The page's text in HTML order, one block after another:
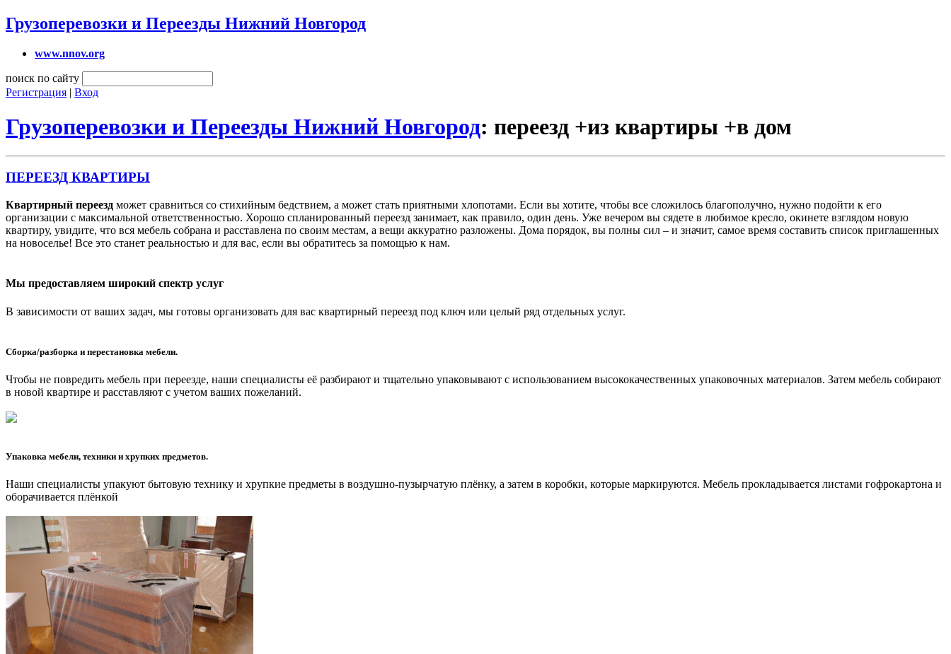
Грузоперевозки и Переезды Нижний Новгород
www.nnov.org
поиск по сайту
Регистрация | Вход
Грузоперевозки и Переезды Нижний Новгород: переезд +из квартиры +в дом
ПЕРЕЕЗД КВАРТИРЫ
Квартирный переезд может сравниться со стихийным бедствием, а может стать приятными хлопотами. Если вы хотите, чтобы все сложилось благополучно, нужно подойти к его
организации с максимальной ответственностью. Хорошо спланированный переезд занимает, как правило, один день. Уже вечером вы сядете в любимое кресло, окинете взглядом новую
квартиру, увидите, что вся мебель собрана и расставлена по своим местам, а вещи аккуратно разложены. Дома порядок, вы полны сил – и значит, самое время составить список приглашенных
на новоселье! Все это станет реальностью и для вас, если вы обратитесь за помощью к нам.
Мы предоставляем широкий спектр услуг
В зависимости от ваших задач, мы готовы организовать для вас квартирный переезд под ключ или целый ряд отдельных услуг.
Сборка/разборка и перестановка мебели.
Чтобы не повредить мебель при переезде, наши специалисты её разбирают и тщательно упаковывают с использованием высококачественных упаковочных материалов. Затем мебель собирают
в новой квартире и расставляют с учетом ваших пожеланий.
Упаковка мебели, техники и хрупких предметов.
Наши специалисты упакуют бытовую технику и хрупкие предметы в воздушно-пузырчатую плёнку, а затем в коробки, которые маркируются. Мебель прокладывается листами гофрокартона и
оборачивается плёнкой